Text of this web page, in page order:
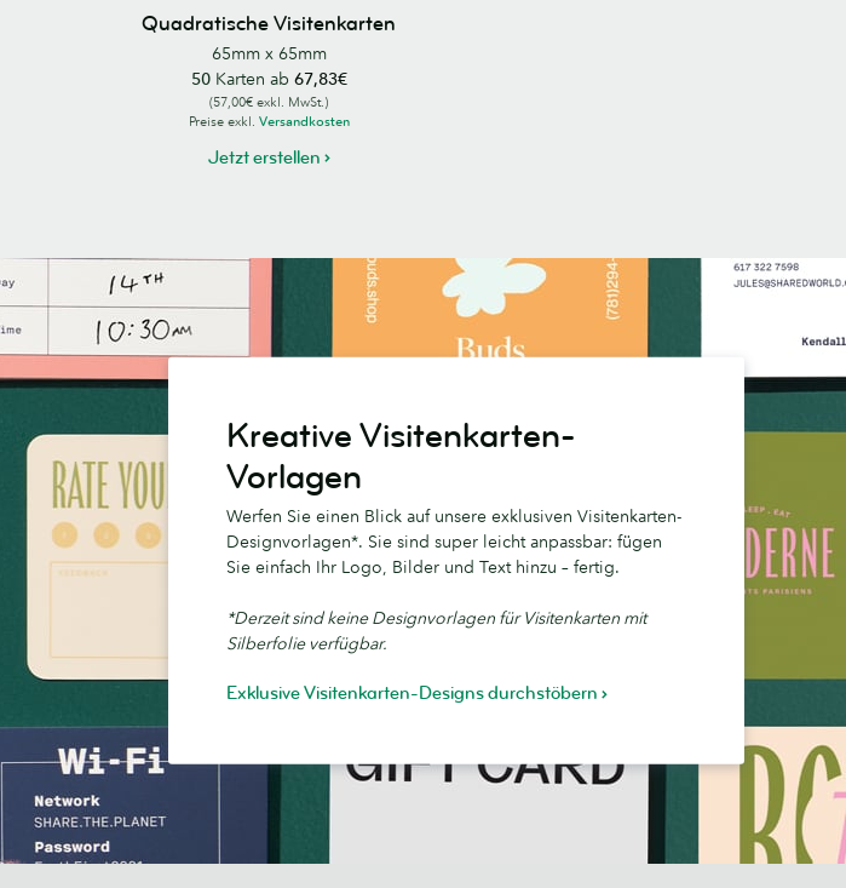
Quadratische Visitenkarten
65mm x 65mm
50Karten ab 67,83€
(57,00€ exkl. MwSt.)
Preise exkl. Versandkosten
Jetzt erstellen
Kreative Visitenkarten-
Vorlagen
Werfen Sie einen Blick auf unsere exklusiven Visitenkarten-
Designvorlagen*. Sie sind super leicht anpassbar: fügen
Sie einfach Ihr Logo, Bilder und Text hinzu – fertig.
*Derzeit sind keine Designvorlagen für Visitenkarten mit
Silberfolie verfügbar.
Exklusive Visitenkarten-Designs durchstöbern